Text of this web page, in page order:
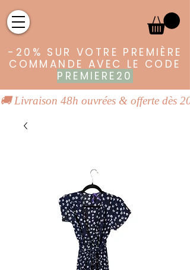
-20% SUR VOTRE PREMIÈRE
COMMANDE AVEC LE CODE
PREMIERE20
🚚 Livraison 48h ouvrées & offerte dès